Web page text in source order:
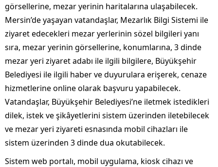
görsellerine, mezar yerinin haritalarına ulaşabilecek.
Mersin’de yaşayan vatandaşlar, Mezarlık Bilgi Sistemi ile
ziyaret edecekleri mezar yerlerinin sözel bilgileri yanı
sıra, mezar yerinin görsellerine, konumlarına, 3 dinde
mezar yeri ziyaret adabı ile ilgili bilgilere, Büyükşehir
Belediyesi ile ilgili haber ve duyurulara erişerek, cenaze
hizmetlerine online olarak başvuru yapabilecek.
Vatandaşlar, Büyükşehir Belediyesi’ne iletmek istedikleri
dilek, istek ve şikâyetlerini sistem üzerinden iletebilecek
ve mezar yeri ziyareti esnasında mobil cihazları ile
sistem üzerinden 3 dinde dua okutabilecek.
Sistem web portalı, mobil uygulama, kiosk cihazı ve